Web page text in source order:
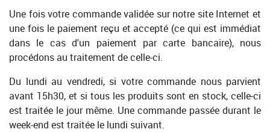
Une fois votre commande validée sur notre site Internet et
une fois le paiement reçu et accepté (ce qui est immédiat
dans le cas d'un paiement par carte bancaire), nous
procédons au traitement de celle-ci.
Du lundi au vendredi, si votre commande nous parvient
avant 15h30, et si tous les produits sont en stock, celle-ci
est traitée le jour même. Une commande passée durant le
week-end est traitée le lundi suivant.